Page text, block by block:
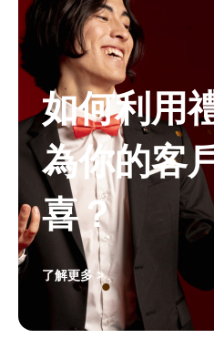
如何利用
為你的客
喜？
了解更多 >